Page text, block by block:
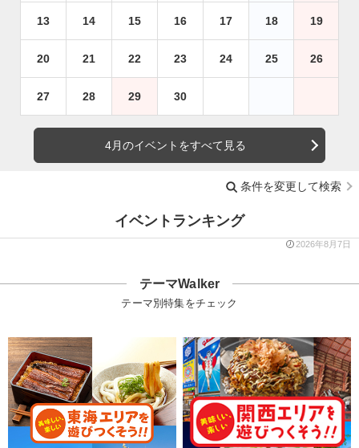
13 14 15 16 17 18 19
20 21 22 23 24 25 26
27 28 29 30
4月のイベントをすべて見る
条件を変更して検索
イベントランキング
2026年8月7日
テーマWalker
テーマ別特集をチェック